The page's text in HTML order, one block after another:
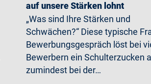
auf unsere Stärken lohnt
„Was sind Ihre Stärken und
Schwächen?“ Diese typische
Bewerbungsgespräch löst bei
Bewerbern ein Schulterzucken
zumindest bei der…